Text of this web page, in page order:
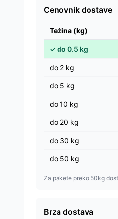
Cenovnik dostave
Težina (kg)
✓do 0.5 kg
do 2 kg
do 5 kg
do 10 kg
do 20 kg
do 30 kg
do 50 kg
Za pakete preko 50kg
Brza dostava